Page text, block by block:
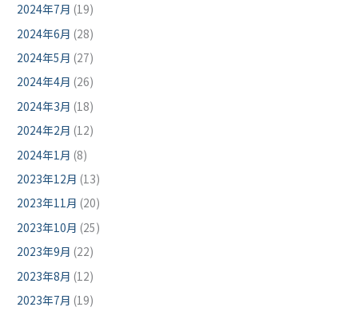
2024年7月 (19)
2024年6月 (28)
2024年5月 (27)
2024年4月 (26)
2024年3月 (18)
2024年2月 (12)
2024年1月 (8)
2023年12月 (13)
2023年11月 (20)
2023年10月 (25)
2023年9月 (22)
2023年8月 (12)
2023年7月 (19)